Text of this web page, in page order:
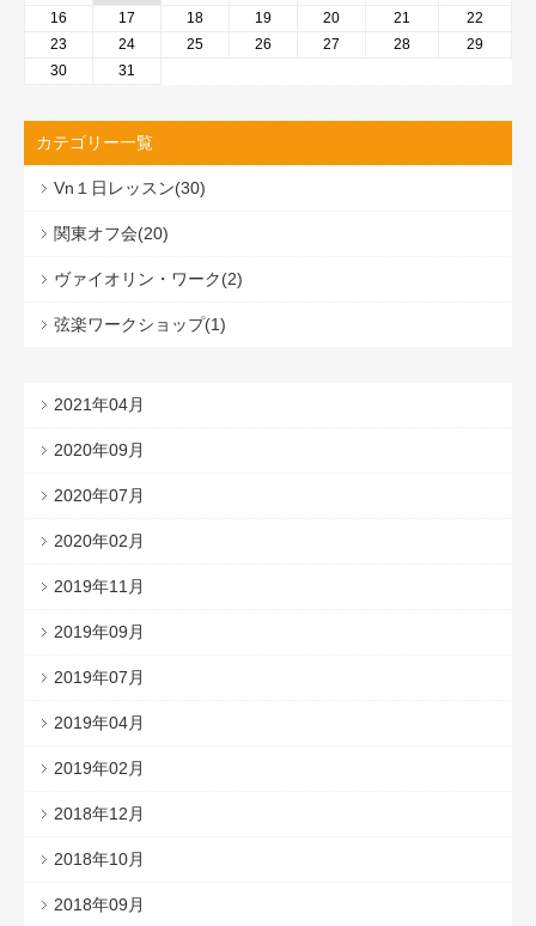
16
17 18 19 20 21
22
23
24 25 26 27 28
29
30
31
カテゴリー一覧
Vn１日レッスン(30)
関東オフ会(20)
ヴァイオリン・ワーク(2)
弦楽ワークショップ(1)
2021年04月
2020年09月
2020年07月
2020年02月
2019年11月
2019年09月
2019年07月
2019年04月
2019年02月
2018年12月
2018年10月
2018年09月